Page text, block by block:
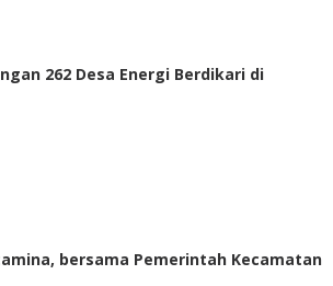
262 Desa Energi Berdikari di
bersama Pemerintah Kecamatan